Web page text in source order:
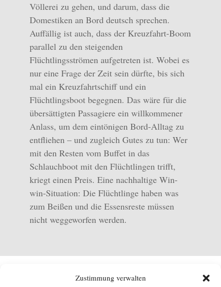
Zustimmung verwalten
Völlerei zu gehen, und darum, dass die
Domestiken an Bord deutsch sprechen.
Auffällig ist auch, dass der Kreuzfahrt-Boom
parallel zu den steigenden
Flüchtlingsströmen aufgetreten ist. Wobei es
nur eine Frage der Zeit sein dürfte, bis sich
mal ein Kreuzfahrtschiff und ein
Flüchtlingsboot begegnen. Das wäre für die
übersättigten Passagiere ein willkommener
Anlass, um dem eintönigen Bord-Alltag zu
entfliehen – und zugleich Gutes zu tun: Wer
mit den Resten vom Buffet in das
Schlauchboot mit den Flüchtlingen trifft,
kriegt einen Preis. Eine nachhaltige Win-
win-Situation: Die Flüchtlinge haben was
zum Beißen und die Essensreste müssen
nicht weggeworfen werden.